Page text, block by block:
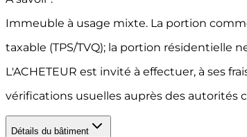
Immeuble à usage mixte. La portion
taxable (TPS/TVQ); la portion résidentielle
L'ACHETEUR est invité à effectuer, à ses
vérifications usuelles auprès des autorités
Détails du bâtiment